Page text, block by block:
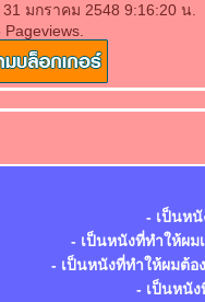
มกราคม 2548 9:16:20 น.
- เป็นหนั
- เป็นหนังที่ทำให้ผ
- เป็นหนังที่ทำให้ผมต้อ
- เป็นหนัง